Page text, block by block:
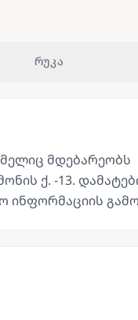
რუკა
მდებარეობს
ქ. -13.
ინფორმაციის